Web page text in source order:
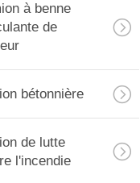
à benne
de
bétonnière
de lutte
l'incendie